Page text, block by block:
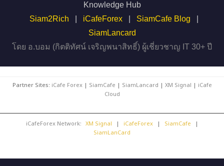
Knowledge Hub
Siam2Rich
iCafeForex SiamCafe Blog
SiamLancard
โดย อ.บอม (กิตติทัศน์ เจริญพนาสิทธิ์) ผู้เชี่ยวชาญ IT 30+ ปี
Partner Sites: iCafe Forex| SiamCafe | SiamLancard | XM Signal | iCafe
Cloud
iCafeForex Network: XM Signal | iCafeForex | SiamCafe
|
SiamLanCard